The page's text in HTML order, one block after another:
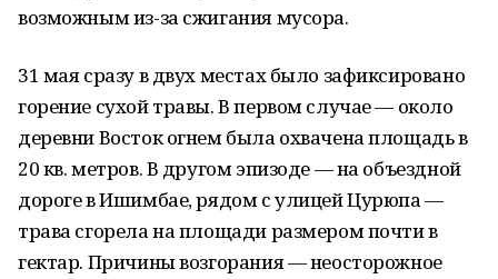
возможным из-за сжигания мусора.
31 мая сразу в двух местах было зафиксировано
горение сухой травы. В первом случае — около
деревни Восток огнем была охвачена площадь в
20 кв. метров. В другом эпизоде — на объездной
дороге в Ишимбае, рядом с улицей Цурюпа —
трава сгорела на площади размером почти в
гектар. Причины возгорания — неосторожное